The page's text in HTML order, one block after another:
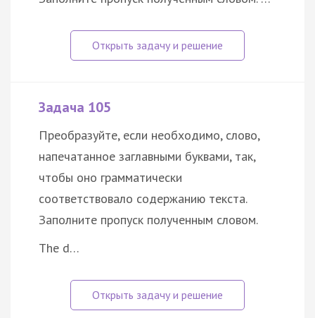
Задача 105
Преобразуйте, если необходимо, слово,
напечатанное заглавными буквами, так,
чтобы оно грамматически
соответствовало содержанию текста.
Заполните пропуск полученным словом.
The d…